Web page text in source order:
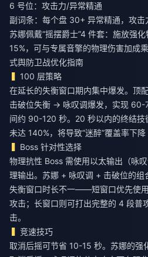
6 号位：攻击力/异常精通
副词条：每个盘 30+ 异常精通，攻击
苏娜佩戴“摇摆爵士”4 件套：施放强
15%，可与专属音擎的物理伤害加成乘
式舆防卫战优化指南
100 层策略
在延长的失衡窗口期内集中爆发。顶
击破位失衡 → 咏叹调爆发，实现 60-
间约 90-120 秒。20 秒以内的终结
未达 140%，将导致“迷醉”覆盖率下降
Boss 针对性选择
物理抗性 Boss 需使用以太输出（咏
理输出。苏娜 + 咏叹调 + 击破位的组
失衡窗口时长不一——短窗口优先使
攻击；长窗口则可打出完整的 4 段
击。
竞速技巧
取消后摇可节省 10-15 秒。苏娜的强